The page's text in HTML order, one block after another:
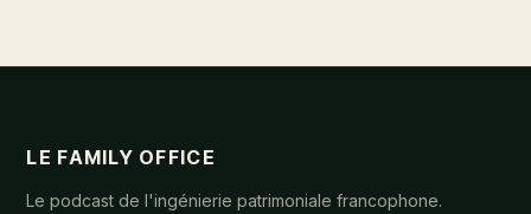
LE FAMILY OFFICE
Le podcast de l'ingénierie patrimoniale francophone.